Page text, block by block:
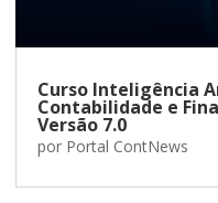
Curso Inteligência
Contabilidade e
Versão 7.0
por Portal ContNews